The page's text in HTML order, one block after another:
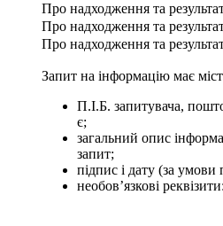
Про надходження та
Про надходження та
Про надходження та
Запит на інформацію має
П.І.Б. запитувача,
є;
загальний опис
запит;
підпис і дату (за
необов’язкові